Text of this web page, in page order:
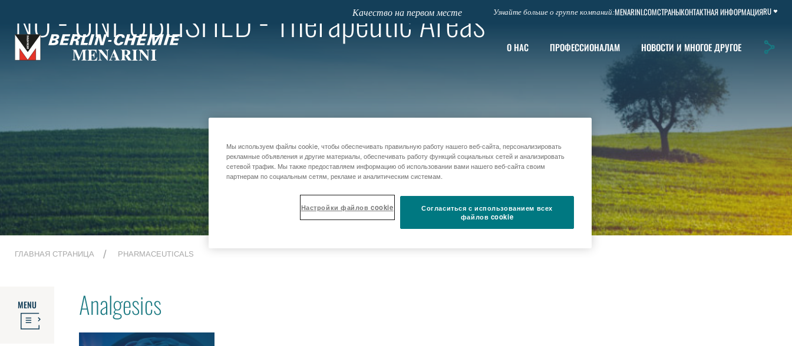
Качество на первом месте Узнайте больше о группе компаний:MENARINI.COMСТРАНЫКОНТАКТНАЯ ИНФОРМАЦИЯRU
О НАС ПРОФЕССИОНАЛАМ НОВОСТИ И МНОГОЕ ДРУГОЕ
NO - UNPUBLISHED - Therapeutic Areas
ГЛАВНАЯ СТРАНИЦА PHARMACEUTICALS
MENU Analgesics
Мы используем файлы cookie, чтобы обеспечивать правильную работу нашего веб-сайта, персонализировать
рекламные объявления и другие материалы, обеспечивать работу функций социальных сетей и анализировать
сетевой трафик. Мы также предоставляем информацию об использовании вами нашего веб-сайта своим
партнерам по социальным сетям, рекламе и аналитическим системам.
Настройки файлов cookie
Согласиться с использованием всех
файлов cookie